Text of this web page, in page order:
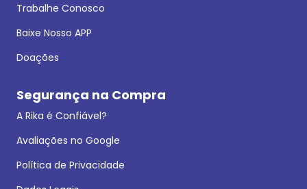
Trabalhe Conosco
Baixe Nosso APP
Doações
Segurança na Compra
A Rika é Confiável?
Avaliações no Google
Política de Privacidade